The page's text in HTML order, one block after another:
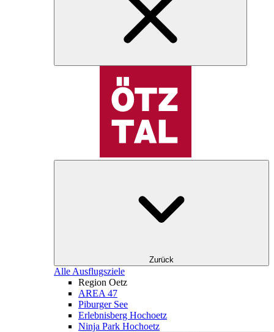
Zurück
Alle Ausflugsziele
Region Oetz
AREA 47
Piburger See
Erlebnisberg Hochoetz
Ninja Park Hochoetz